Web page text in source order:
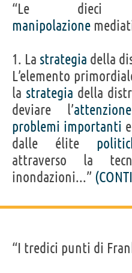
“Le dieci
manipolazione
1. La strategia della
L’elemento
la strategia della
deviare l’attenzione
problemi importanti
dalle élite
attraverso la
inondazioni...”
“I tredici punti di